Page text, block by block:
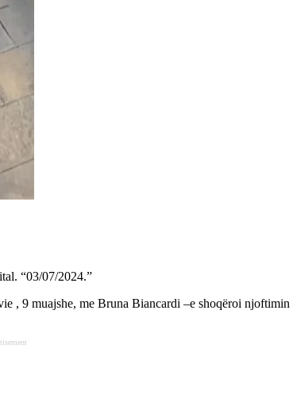
“03/07/2024.”
, 9 muajshe, me Bruna Biancardi –e shoqëroi